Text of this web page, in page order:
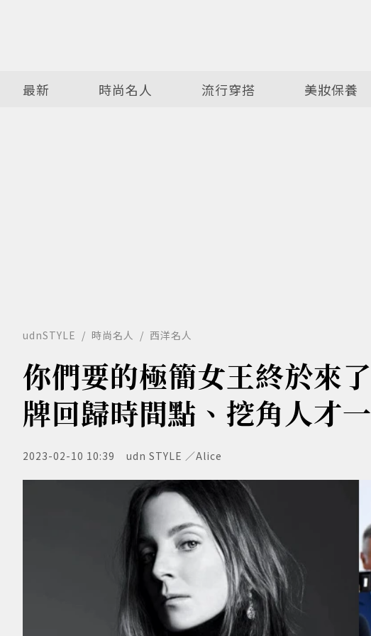
最新 時尚名人 流行穿搭 美妝保養
udnSTYLE 時尚名人 西洋名人
你們要的極簡女王終於來
牌回歸時間點、挖角人才
2023-02-10 10:39 udn STYLE ／Alice